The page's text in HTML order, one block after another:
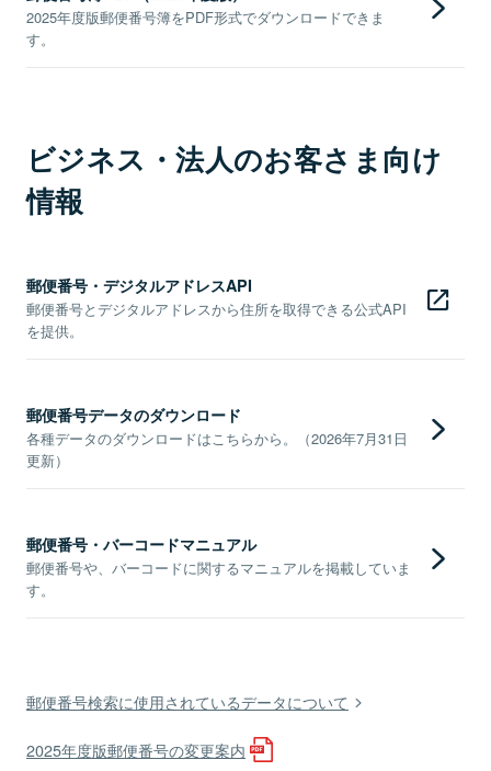
2025年度版郵便番号簿をPDF形式でダウンロードできま
す。
ビジネス・法人のお客さま向け
情報
郵便番号・デジタルアドレスAPI
郵便番号とデジタルアドレスから住所を取得できる公式API
を提供。
郵便番号データのダウンロード
各種データのダウンロードはこちらから。（2026年7月31日
更新）
郵便番号・バーコードマニュアル
郵便番号や、バーコードに関するマニュアルを掲載していま
す。
郵便番号検索に使用されているデータについて
2025年度版郵便番号の変更案内